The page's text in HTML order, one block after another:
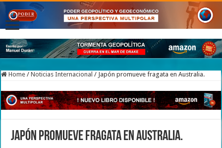
Home / Noticias Internacional / Japón promueve fragata en Australia.
Japón promueve fragata en Australia.